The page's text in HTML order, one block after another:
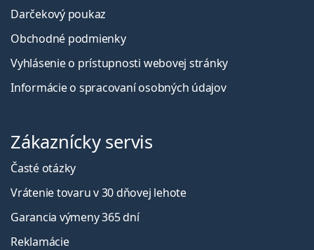
Darčekový poukaz
Obchodné podmienky
Vyhlásenie o prístupnosti webovej stránky
Informácie o spracovaní osobných údajov
Zákaznícky servis
Časté otázky
Vrátenie tovaru v 30 dňovej lehote
Garancia výmeny 365 dní
Reklamácie